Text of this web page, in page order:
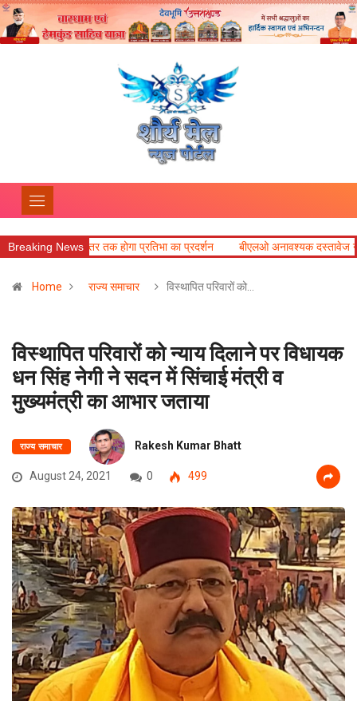
Breaking News
तक होगा प्रतिभा का प्रदर्शन बीएलओ अनावश्यक दस्तावेज न मांगें, प्रत्येक
Home राज्य समाचार विस्थापित परिवारों को…
विस्थापित परिवारों को न्याय दिलाने पर विधायक
धन सिंह नेगी ने सदन में सिंचाई मंत्री व
मुख्यमंत्री का आभार जताया
राज्य समाचार Rakesh Kumar Bhatt
August 24, 2021 0 499